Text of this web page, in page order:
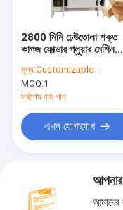
2800 মিমি ঢেউতোলা শক্ত
কাগজ ফোল্ডার গ্লুয়ার মেশিন
মূল্য:Customizable
MOQ:1
সর্বশেষ দাম পান
এখন যোগাযোগ
আপনার